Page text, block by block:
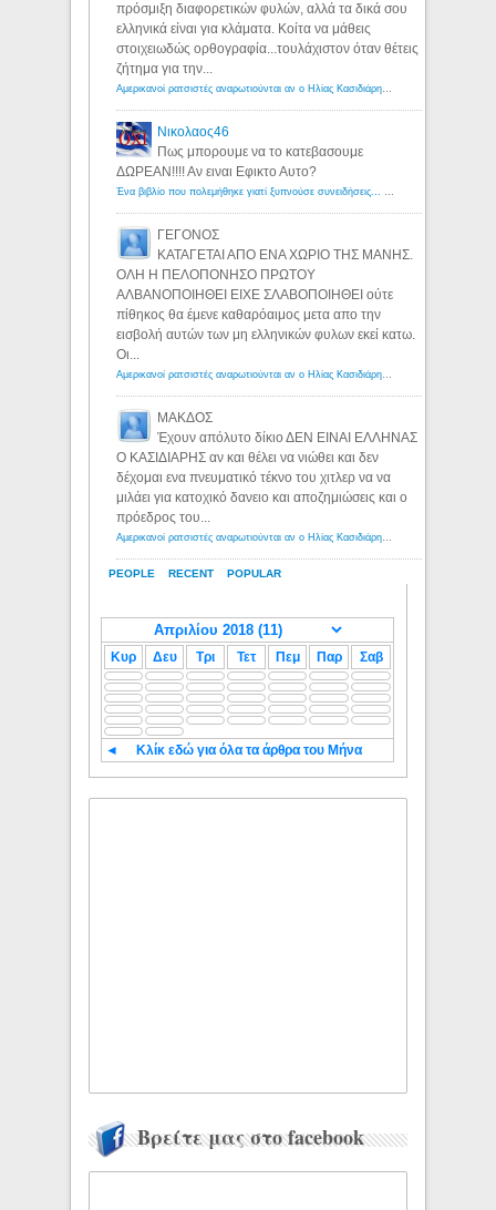
PEOPLE RECENT POPULAR
πρόσμιξη διαφορετικών φυλών, αλλά τα δικά σου
ελληνικά είναι για κλάματα. Κοίτα να μάθεις
στοιχειωδώς ορθογραφία...τουλάχιστον όταν θέτεις
ζήτημα για την...
Νικολαος46
Πως μπορουμε να το κατεβασουμε
ΔΩΡΕΑΝ!!!! Αν ειναι Εφικτο Αυτο?
ΓΕΓΟΝΟΣ
ΚΑΤΑΓΕΤΑΙ ΑΠΟ ΕΝΑ ΧΩΡΙΟ ΤΗΣ ΜΑΝΗΣ.
ΟΛΗ Η ΠΕΛΟΠΟΝΗΣΟ ΠΡΩΤΟΥ
ΑΛΒΑΝΟΠΟΙΗΘΕΙ ΕΙΧΕ ΣΛΑΒΟΠΟΙΗΘΕΙ ούτε
πίθηκος θα έμενε καθαρόαιμος μετα απο την
εισβολή αυτών των μη ελληνικών φυλων εκεί κατω.
Οι...
ΜΑΚΔΟΣ
Έχουν απόλυτο δίκιο ΔΕΝ ΕΙΝΑΙ ΕΛΛΗΝΑΣ
Ο ΚΑΣΙΔΙΑΡΗΣ αν και θέλει να νιώθει και δεν
δέχομαι ενα πνευματικό τέκνο του χιτλερ να να
μιλάει για κατοχικό δανειο και αποζημιώσεις και ο
πρόεδρος του...
Κυρ Δευ Τρι Τετ Πεμ Παρ Σαβ
◄ Κλίκ εδώ για όλα τα άρθρα του Μήνα
Βρείτε μας στο facebook